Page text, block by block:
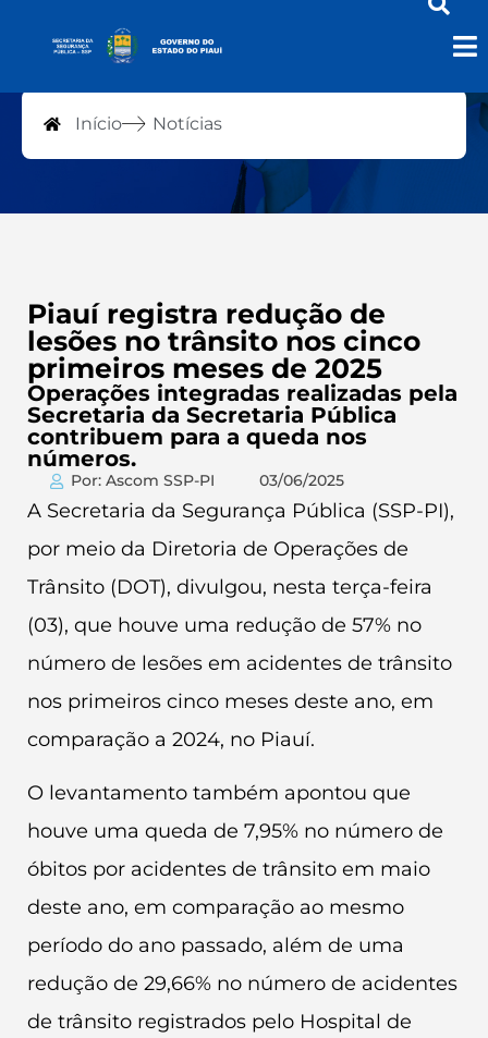
Notícias
Início Notícias
Piauí registra redução de
lesões no trânsito nos cinco
primeiros meses de 2025
Operações integradas realizadas pela
Secretaria da Secretaria Pública
contribuem para a queda nos
números.
Por: Ascom SSP-PI 03/06/2025
A Secretaria da Segurança Pública (SSP-PI),
por meio da Diretoria de Operações de
Trânsito (DOT), divulgou, nesta terça-feira
(03), que houve uma redução de 57% no
número de lesões em acidentes de trânsito
nos primeiros cinco meses deste ano, em
comparação a 2024, no Piauí.
O levantamento também apontou que
houve uma queda de 7,95% no número de
óbitos por acidentes de trânsito em maio
deste ano, em comparação ao mesmo
período do ano passado, além de uma
redução de 29,66% no número de acidentes
de trânsito registrados pelo Hospital de